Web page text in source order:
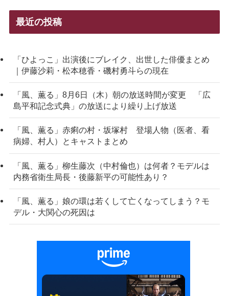
最近の投稿
「ひよっこ」出演後にブレイク、出世した俳優まとめ
｜伊藤沙莉・松本穂香・磯村勇斗らの現在
「風、薫る」8月6日（木）朝の放送時間が変更 「広
島平和記念式典」の放送により繰り上げ放送
「風、薫る」赤痢の村・坂塚村 登場人物（医者、看
病婦、村人）とキャストまとめ
「風、薫る」柳生藤次（中村倫也）は何者？モデルは
内務省衛生局長・後藤新平の可能性あり？
「風、薫る」娘の環は若くして亡くなってしまう？モ
デル・大関心の死因は